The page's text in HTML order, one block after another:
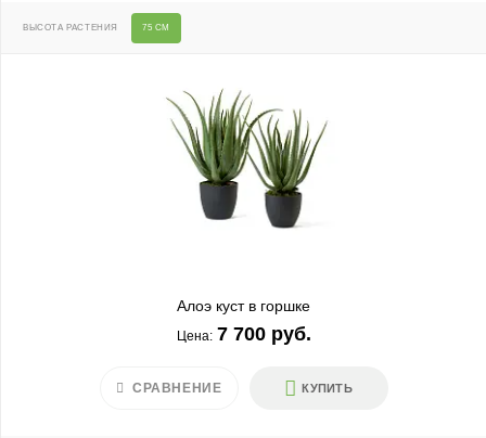
ВЫСОТА РАСТЕНИЯ 75 СМ
Алоэ куст в горшке
Цена: 7 700 руб.
КУПИТЬ
СРАВНЕНИЕ